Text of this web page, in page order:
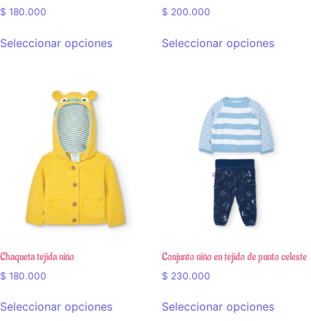
$ 180.000
Seleccionar opciones
$ 200.000
Seleccionar opciones
Chaqueta tejida niño
$ 180.000
Seleccionar opciones
Conjunto niño en tejido de punto celeste
$ 230.000
Seleccionar opciones